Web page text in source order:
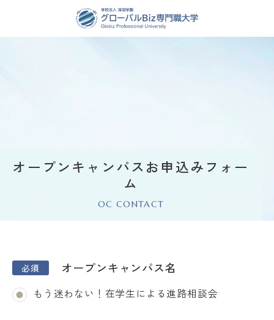
オープンキャンパスお申込みフォー
ム
OC CONTACT
オ
プ
オープンキャンパス名
もう迷わない！在学生による進路相談会